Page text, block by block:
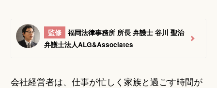
監修
福岡法律事務所 所長 弁護士 谷川 聖治
弁護士法人ALG&Associates
会社経営者は、仕事が忙しく家族と過ごす時間が